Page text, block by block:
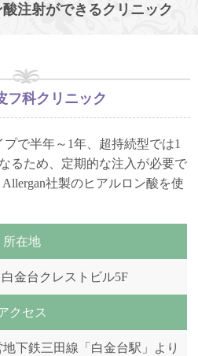
酸注射ができるクリニック
フ科クリニック
で半年～1年、超持続型では1
るため、定期的な注入が必要で
Allergan社製のヒアルロン酸を使
所在地
金台クレストビル5F
クセス
下鉄三田線「白金台駅」より